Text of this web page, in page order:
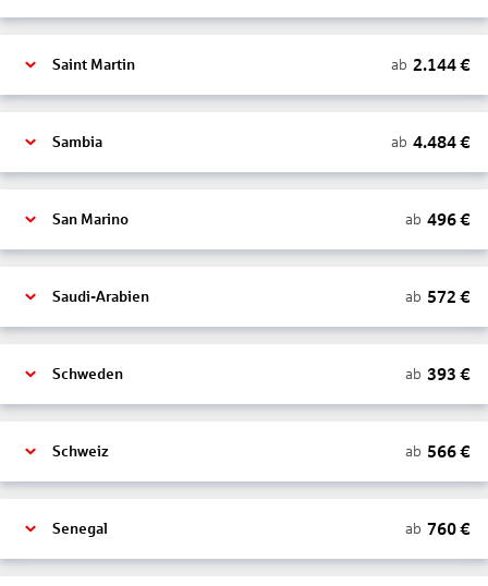
Saint Martin ab 2.144€
Sambia ab 4.484€
San Marino ab 496€
Saudi-Arabien ab 572 €
Schweden ab 393 €
Schweiz ab 566€
Senegal ab 760€